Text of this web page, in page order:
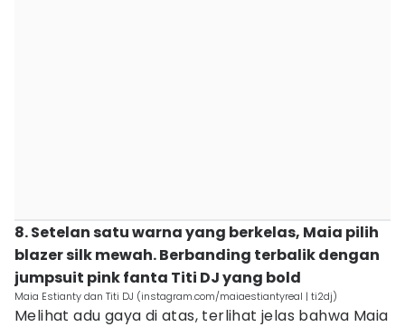
8. Setelan satu warna yang berkelas, Maia pilih
blazer silk mewah. Berbanding terbalik dengan
jumpsuit pink fanta Titi DJ yang bold
Maia Estianty dan Titi DJ (instagram.com/maiaestiantyreal | ti2dj)
Melihat adu gaya di atas, terlihat jelas bahwa Maia